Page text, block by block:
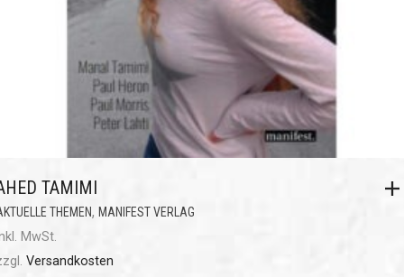
TAMIMI
THEMEN, MANIFEST VERLAG
MwSt.
Versandkosten